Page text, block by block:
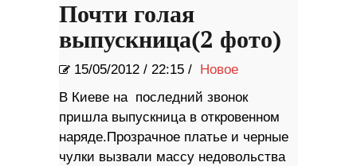
Почти голая
выпускница(2 фото)
15/05/2012 / 22:15 /
Новое
В Киеве на последний звонок
пришла выпускница в откровенном
наряде.Прозрачное платье и черные
чулки вызвали массу недовольства